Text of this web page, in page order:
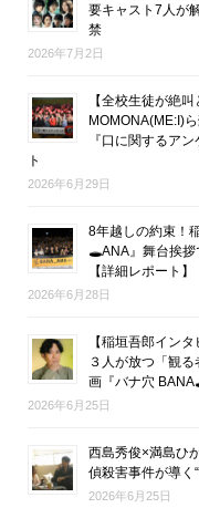
要キャスト7人が
禁
2026年7月2日
【全校生徒が絶
MOMONA(ME:I)
『口に関するア
ト
2026年6月29日
8年越しの約束！
🕳ANA』舞台挨拶
【詳細レポート】
2026年6月28日
【稲垣吾郎イン
３人が放つ「観
画『バナ穴
2026年6月25日
西島秀俊×満島ひ
偵殺害事件が導く
2026年6月25日